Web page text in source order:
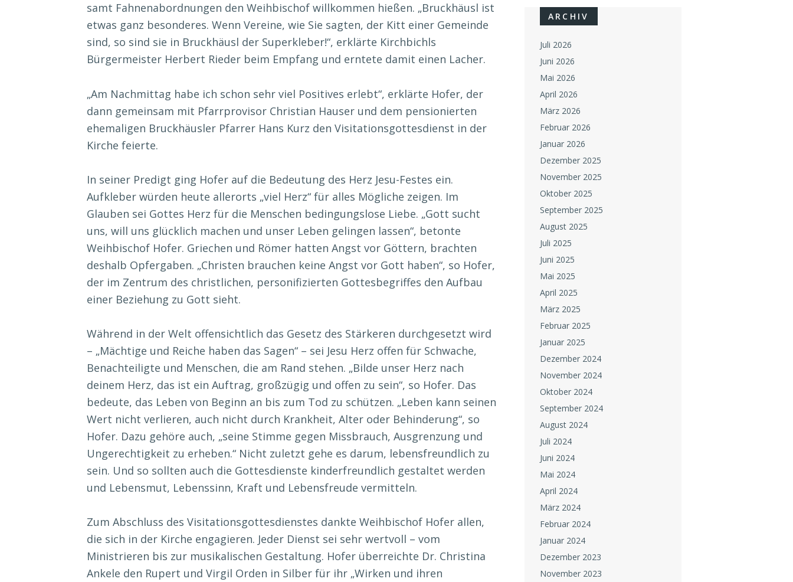
samt Fahnenabordnungen den Weihbischof willkommen hießen. „Bruckhäusl ist
etwas ganz besonderes. Wenn Vereine, wie Sie sagten, der Kitt einer Gemeinde
sind, so sind sie in Bruckhäusl der Superkleber!“, erklärte Kirchbichls
Bürgermeister Herbert Rieder beim Empfang und erntete damit einen Lacher.
„Am Nachmittag habe ich schon sehr viel Positives erlebt“, erklärte Hofer, der
dann gemeinsam mit Pfarrprovisor Christian Hauser und dem pensionierten
ehemaligen Bruckhäusler Pfarrer Hans Kurz den Visitationsgottesdienst in der
Kirche feierte.
In seiner Predigt ging Hofer auf die Bedeutung des Herz Jesu-Festes ein.
Aufkleber würden heute allerorts „viel Herz“ für alles Mögliche zeigen. Im
Glauben sei Gottes Herz für die Menschen bedingungslose Liebe. „Gott sucht
uns, will uns glücklich machen und unser Leben gelingen lassen“, betonte
Weihbischof Hofer. Griechen und Römer hatten Angst vor Göttern, brachten
deshalb Opfergaben. „Christen brauchen keine Angst vor Gott haben“, so Hofer,
der im Zentrum des christlichen, personifizierten Gottesbegriffes den Aufbau
einer Beziehung zu Gott sieht.
Während in der Welt offensichtlich das Gesetz des Stärkeren durchgesetzt wird
– „Mächtige und Reiche haben das Sagen“ – sei Jesu Herz offen für Schwache,
Benachteiligte und Menschen, die am Rand stehen. „Bilde unser Herz nach
deinem Herz, das ist ein Auftrag, großzügig und offen zu sein“, so Hofer. Das
bedeute, das Leben von Beginn an bis zum Tod zu schützen. „Leben kann seinen
Wert nicht verlieren, auch nicht durch Krankheit, Alter oder Behinderung“, so
Hofer. Dazu gehöre auch, „seine Stimme gegen Missbrauch, Ausgrenzung und
Ungerechtigkeit zu erheben.“ Nicht zuletzt gehe es darum, lebensfreundlich zu
sein. Und so sollten auch die Gottesdienste kinderfreundlich gestaltet werden
und Lebensmut, Lebenssinn, Kraft und Lebensfreude vermitteln.
Zum Abschluss des Visitationsgottesdienstes dankte Weihbischof Hofer allen,
die sich in der Kirche engagieren. Jeder Dienst sei sehr wertvoll – vom
Ministrieren bis zur musikalischen Gestaltung. Hofer überreichte Dr. Christina
Ankele den Rupert und Virgil Orden in Silber für ihr „Wirken und ihren
ARCHIV
Juli 2026
Juni 2026
Mai 2026
April 2026
März 2026
Februar 2026
Januar 2026
Dezember 2025
November 2025
Oktober 2025
September 2025
August 2025
Juli 2025
Juni 2025
Mai 2025
April 2025
März 2025
Februar 2025
Januar 2025
Dezember 2024
November 2024
Oktober 2024
September 2024
August 2024
Juli 2024
Juni 2024
Mai 2024
April 2024
März 2024
Februar 2024
Januar 2024
Dezember 2023
November 2023